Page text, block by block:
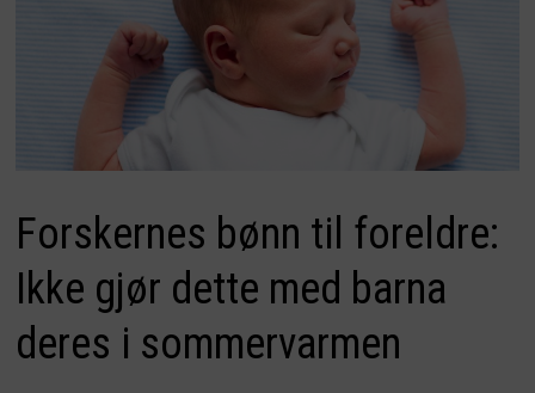
Forskernes bønn til foreldre:
Ikke gjør dette med barna
deres i sommervarmen